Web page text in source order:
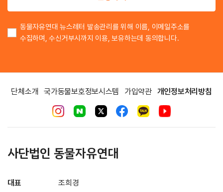
동물자유연대 뉴스레터 발송관리를 위해 이름, 이메일주소를
수집하며, 수신거부시까지 이용, 보유하는데 동의합니다.
단체소개 국가동물보호정보시스템 가입약관 개인정보처리방침
사단법인 동물자유연대
대표
조희경